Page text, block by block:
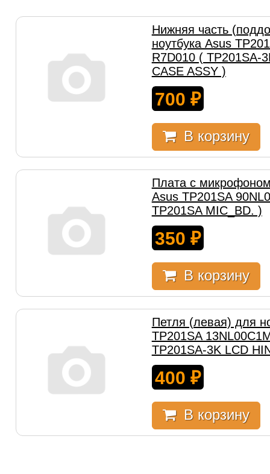
Нижняя часть
ноутбука Asus
R7D010 ( TP201SA-
CASE ASSY )
700 ₽
В корзину
Плата с
Asus TP201SA
TP201SA MIC_BD. )
350 ₽
В корзину
Петля (левая) для
TP201SA
TP201SA-3K LCD
400 ₽
В корзину